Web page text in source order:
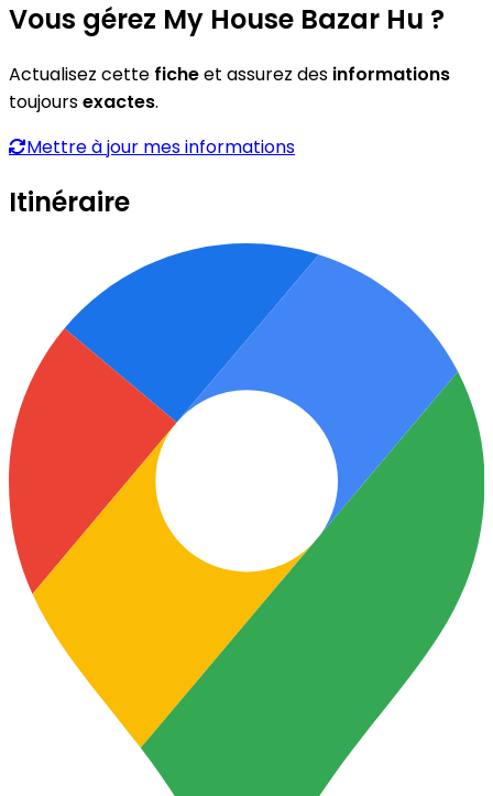
Vous gérez My House Bazar Hu ?
Actualisez cette ficheet assurez des informations
toujoursexactes.
Mettre à jour mes informations
Itinéraire